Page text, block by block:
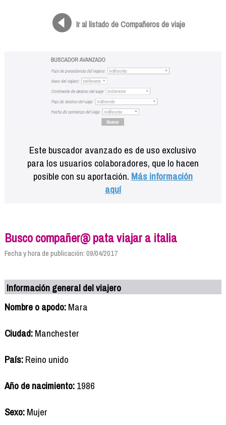
Ir al listado de Compañeros de viaje
Este buscador avanzado es de uso exclusivo
para los usuarios colaboradores, que lo hacen
posible con su aportación. Más información
aquí
Busco compañer@ pata viajar a italia
Fecha y hora de publicación: 09/04/2017
Información general del viajero
Nombre o apodo:Mara
Ciudad:Manchester
País:Reino unido
Año de nacimiento:1986
Sexo:Mujer